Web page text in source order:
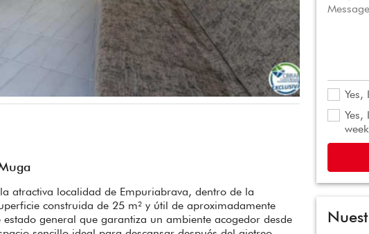
atractiva localidad de Empuriabrava, dentro de la
construida de 25 m² y útil de aproximadamente
general que garantiza un ambiente acogedor desde
Yes,